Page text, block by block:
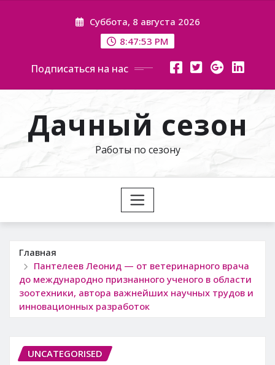
Суббота, 8 августа 2026
8:47:54 PM
Подписаться на нас
Дачный сезон
Работы по сезону
Главная
Пантелеев Леонид — от ветеринарного врача
до международно признанного ученого в области
зоотехники, автора важнейших научных трудов и
инновационных разработок
UNCATEGORISED